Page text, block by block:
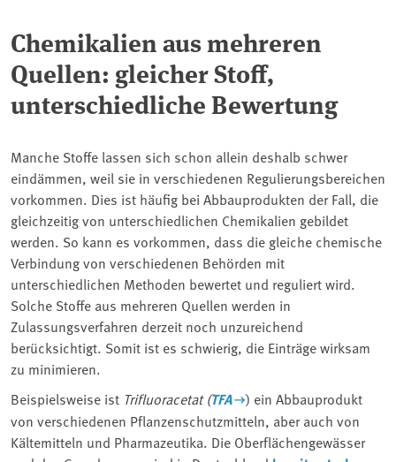
Chemikalien aus mehreren
Quellen: gleicher Stoff,
unterschiedliche Bewertung
Manche Stoffe lassen sich schon allein deshalb schwer
eindämmen, weil sie in verschiedenen Regulierungsbereichen
vorkommen. Dies ist häufig bei Abbauprodukten der Fall, die
gleichzeitig von unterschiedlichen Chemikalien gebildet
werden. So kann es vorkommen, dass die gleiche chemische
Verbindung von verschiedenen Behörden mit
unterschiedlichen Methoden bewertet und reguliert wird.
Solche Stoffe aus mehreren Quellen werden in
Zulassungsverfahren derzeit noch unzureichend
berücksichtigt. Somit ist es schwierig, die Einträge wirksam
zu minimieren.
Beispielsweise ist Trifluoracetat (TFA
) ein Abbauprodukt
von verschiedenen Pflanzenschutzmitteln, aber auch von
Kältemitteln und Pharmazeutika. Die Oberflächengewässer